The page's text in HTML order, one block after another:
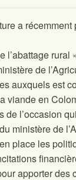
a récemment
l’abattage rural
de
auxquels est
viande en
de l’occasion
ministère de
place les
apporter des